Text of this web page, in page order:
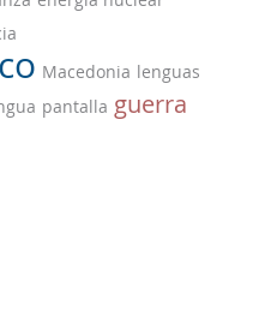
Macedonia lenguas
pantalla guerra